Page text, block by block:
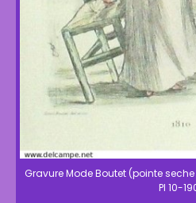
Gravure Mode Boutet (pointe
Pl 10-